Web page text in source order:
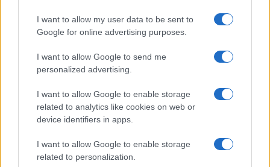
I want to allow my user data to be sent to
Google for online advertising purposes.
I want to allow Google to send me
personalized advertising.
I want to allow Google to enable storage
related to analytics like cookies on web or
device identifiers in apps.
I want to allow Google to enable storage
related to personalization.
ΣΑΝ ΣΗΜΕΡΑ – 6 Αυγούστου 1777:
ινδιάνικο εμφύλιο
“Τυφλό” το ιρλανδικό κυβερνητικό
αεροσκάφος ή μια ακόμη ρήξη με το